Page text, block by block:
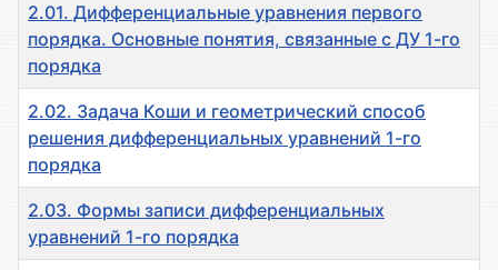
2.01. Дифференциальные уравнения первого
порядка. Основные понятия, связанные с ДУ 1-го
порядка
2.02. Задача Коши и геометрический способ
решения дифференциальных уравнений 1-го
порядка
2.03. Формы записи дифференциальных
уравнений 1-го порядка